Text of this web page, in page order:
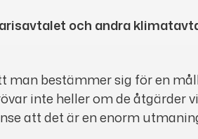
och andra
bestämmer sig för en
inte heller om de åtgärder
att det är en enorm